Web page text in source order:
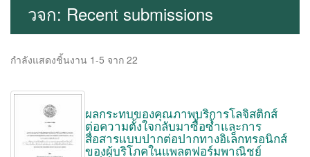
วจก: Recent submissions
กำลังแสดงชิ้นงาน 1-5 จาก 22
ผลกระทบของคุณภาพบริการโลจิสติกส์
ต่อความตั้งใจกลับมาซื้อซ้ำและการ
สื่อสารแบบปากต่อปากทางอิเล็กทรอนิกส์
ของผู้บริโภคในแพลตฟอร์มพาณิชย์